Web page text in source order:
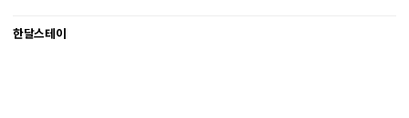
한달스테이